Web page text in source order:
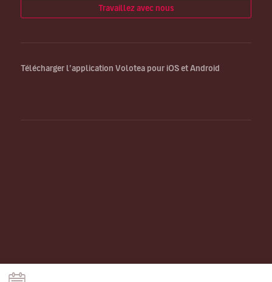
Travaillez avec nous
Télécharger l’application Volotea pour iOS et Android